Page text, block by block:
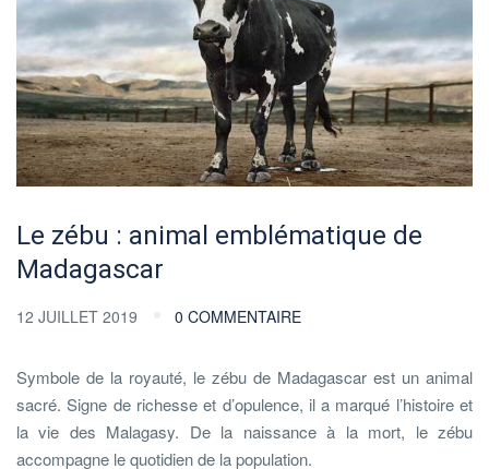
Le zébu : animal emblématique de
Madagascar
12 JUILLET 2019 0 COMMENTAIRE
Symbole de la royauté, le zébu de Madagascar est un animal
sacré. Signe de richesse et d’opulence, il a marqué l’histoire et
la vie des Malagasy. De la naissance à la mort, le zébu
accompagne le quotidien de la population.